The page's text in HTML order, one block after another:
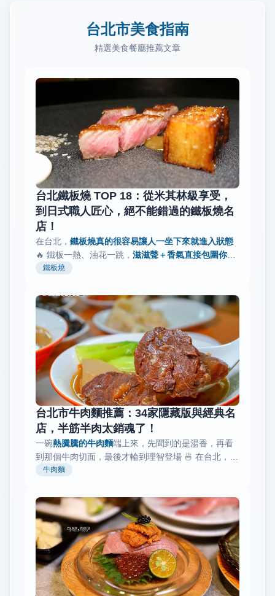
台北市美食指南
精選美食餐廳推薦文章
台北鐵板燒 TOP 18：從米其林級享受，
到日式職人匠心，絕不能錯過的鐵板燒名
店！
在台北， 鐵板燒真的很容易讓人一坐下來就進入狀態
🔥 鐵板一熱、油花一跳， 滋滋聲＋香氣直接包圍你，
眼睛跟味蕾同步在線，超有臨場感。 坐在板前，看主
鐵板燒
台北市牛肉麵推薦：34家隱藏版與經典名
店，半筋半肉太銷魂了！
一碗熱騰騰的牛肉麵端上來，先聞到的是湯香，再看
到那個牛肉切面，最後才輪到理智登場 🍜 在台北，牛
肉麵真的很神奇，
牛肉麵